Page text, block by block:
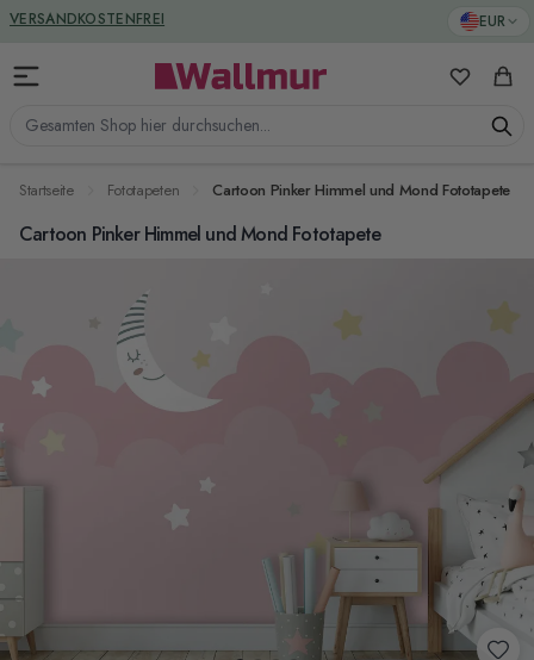
Zum Inhalt springen EUR
Gesamten Shop hier durchsuchen...
Meine
VERSANDKOSTENFREI
GREENGUARD ZERTIFIZIERT
Startseite Fototapeten Cartoon Pinker Himmel und Mond Fototapete
Cartoon Pinker Himmel und Mond Fototapete